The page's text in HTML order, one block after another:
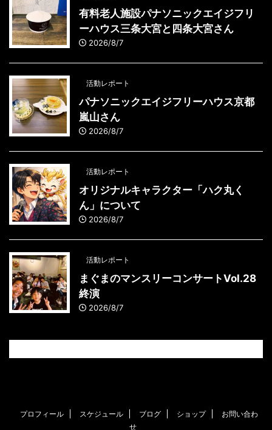
有料老人施設パナソニックエイジフリ
ーハウス三条大宮と四条大宮さん
2026/8/7
活動レポート
パナソニックエイジフリーハウス京都
嵐山さん
2026/8/7
活動レポート
オリジナルキャラクター「ハク丸く
ん」について
2026/8/7
活動レポート
まぐまのマンスリーコンサートVol.28
終演
2026/8/7
プロフィール スケジュール ブログ ショップ
お問い合わ
せ